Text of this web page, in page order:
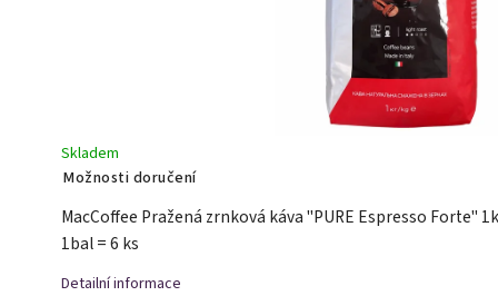
Skladem
Možnosti doručení
MacCoffee Pražená zrnková káva "PURE Espresso Forte"
1bal = 6 ks
Detailní informace